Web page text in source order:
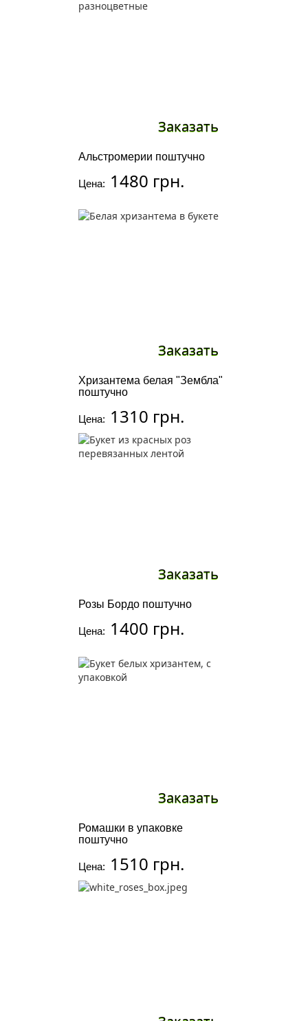
Альстромерии поштучно
Цена: 1480 грн.
Заказать
Хризантема белая "Зембла"
поштучно
Цена: 1310 грн.
Заказать
Розы Бордо поштучно
Цена: 1400 грн.
Заказать
Ромашки в упаковке
поштучно
Цена: 1510 грн.
Заказать